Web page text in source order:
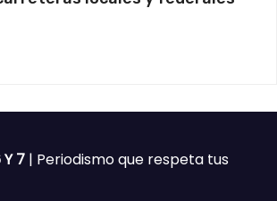
Y 7 | Periodismo que respeta tus